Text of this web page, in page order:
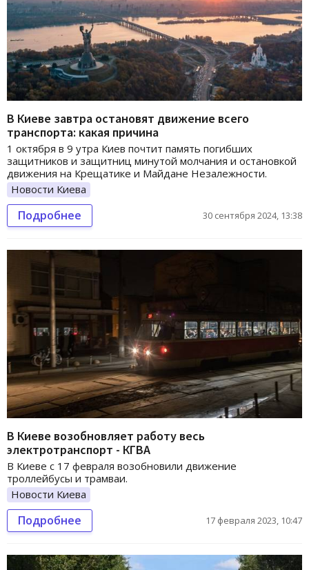
В Киеве завтра остановят движение всего
транспорта: какая причина
1 октября в 9 утра Киев почтит память погибших
защитников и защитниц минутой молчания и остановкой
движения на Крещатике и Майдане Незалежности.
Новости Киева
Подробнее 30 сентября 2024, 13:38
В Киеве возобновляет работу весь
электротранспорт - КГВА
В Киеве с 17 февраля возобновили движение
троллейбусы и трамваи.
Новости Киева
Подробнее 17 февраля 2023, 10:47